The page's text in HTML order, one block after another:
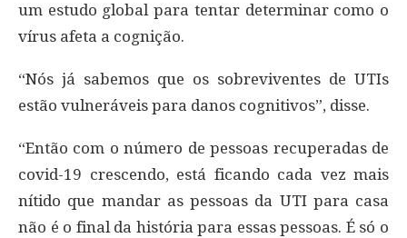
um estudo global para tentar determinar como o
vírus afeta a cognição.
“Nós já sabemos que os sobreviventes de UTIs
estão vulneráveis para danos cognitivos”, disse.
“Então com o número de pessoas recuperadas de
covid-19 crescendo, está ficando cada vez mais
nítido que mandar as pessoas da UTI para casa
não é o final da história para essas pessoas. É só o